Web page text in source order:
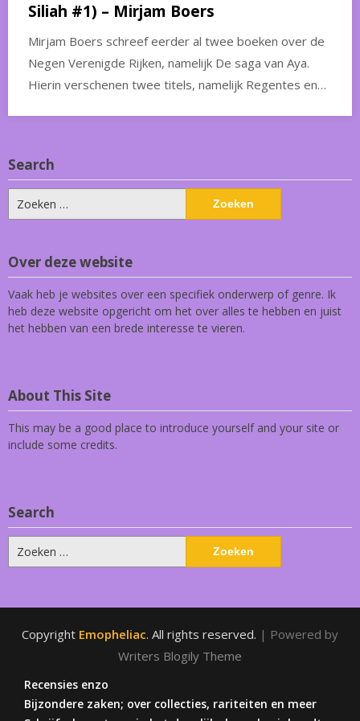
Siliah #1) – Mirjam Boers
Mirjam Boers schreef eerder al twee boeken over de
Negen Verenigde Rijken, namelijk De saga van Aya.
Hierin verschenen twee titels, namelijk Regentes en…
Search
Zoeken
naar:
Over deze website
Vaak heb je websites over een specifiek onderwerp of genre. Ik
heb deze website opgericht om het over alles te hebben en juist
het hebben van een brede interesse te vieren.
About This Site
This may be a good place to introduce yourself and your site or
include some credits.
Search
Zoeken
naar:
Copyright Emopheliac. All rights reserved. | Powered by
Writers Blogily Theme
Recensies enzo
Bijzondere zaken; over collecties, rariteiten en meer